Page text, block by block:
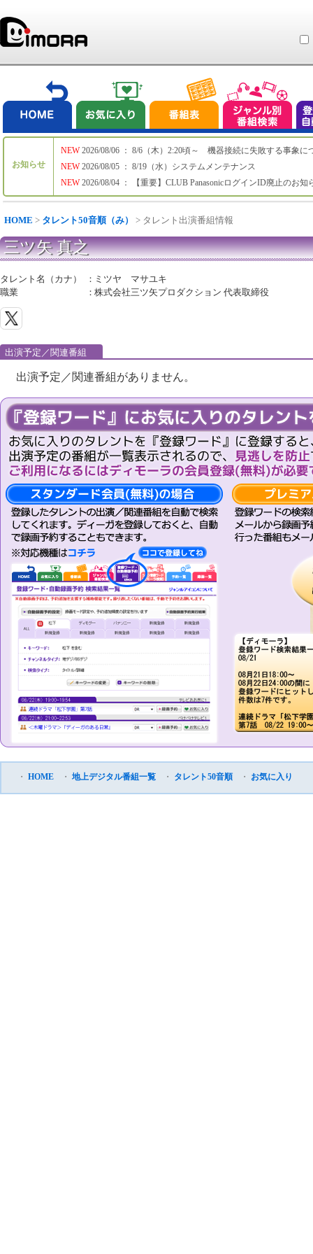
お知らせ
NEW
NEW
NEW
2026/08/06 ： 8/6（木）2:20頃～ 機器接続に失敗する事象に
2026/08/05 ： 8/19（水）システムメンテナンス
2026/08/04 ： 【重要】CLUB PanasonicログインID廃止のお知
HOME > タレント50音順（み） > タレント出演番組情報
三ツ矢 真之
タレント名（カナ） ： ミツヤ マサユキ
職業
：株式会社三ツ矢プロダクション 代表取締役
出演予定／関連番組
出演予定／関連番組がありません。
・ HOME ・ 地上デジタル番組一覧 ・ タレント50音順 ・ お気に入り